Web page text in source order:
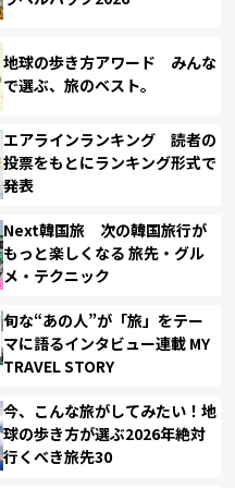
地球の歩き方アワード みんな
で選ぶ、旅のベスト。
エアラインランキング 読者の
投票をもとにランキング形式で
発表
Next韓国旅 次の韓国旅行が
もっと楽しくなる 旅先・グル
メ・テクニック
旬な“あの人”が「旅」をテー
マに語るインタビュー連載 MY
TRAVEL STORY
今、こんな旅がしてみたい！地
球の歩き方が選ぶ2026年絶対
行くべき旅先30